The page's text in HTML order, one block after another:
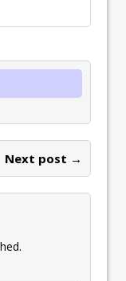
Next post →